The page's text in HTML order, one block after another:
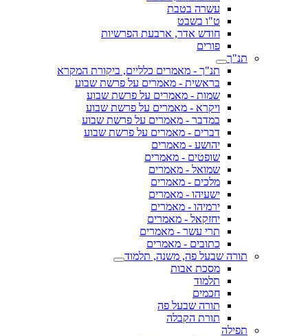
עשרה בטבת
ט"ו בשבט
חודש אדר, ארבעת הפרשיות
פורים
תנ"ך
תנ"ך - מאמרים כלליים, ביקורת המקרא
בראשית - מאמרים על פרשת שבוע
שמות - מאמרים על פרשת שבוע
ויקרא - מאמרים על פרשת שבוע
במדבר - מאמרים על פרשת שבוע
דברים - מאמרים על פרשת שבוע
יהושע - מאמרים
שופטים - מאמרים
שמואל - מאמרים
מלכים - מאמרים
ישעיהו - מאמרים
ירמיהו - מאמרים
יחזקאל - מאמרים
תרי עשר - מאמרים
כתובים - מאמרים
תורה שבעל פה, משנה, תלמוד
מסכת אבות
תלמוד
חכמים
תורה שבעל פה
תורת הקבלה
תפילה